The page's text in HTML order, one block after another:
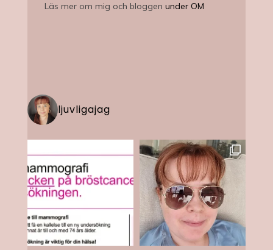
Läs mer om mig och bloggenunder OM
ljuvligajag